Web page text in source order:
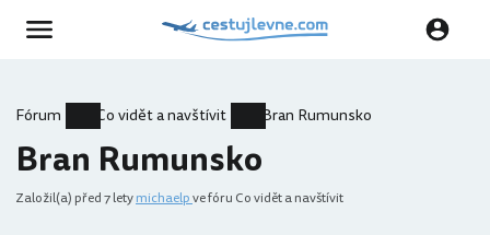
Fórum Co vidět a navštívit Bran Rumunsko
Bran Rumunsko
Založil(a) před 7 letymichaelpve fóru Co vidět a navštívit